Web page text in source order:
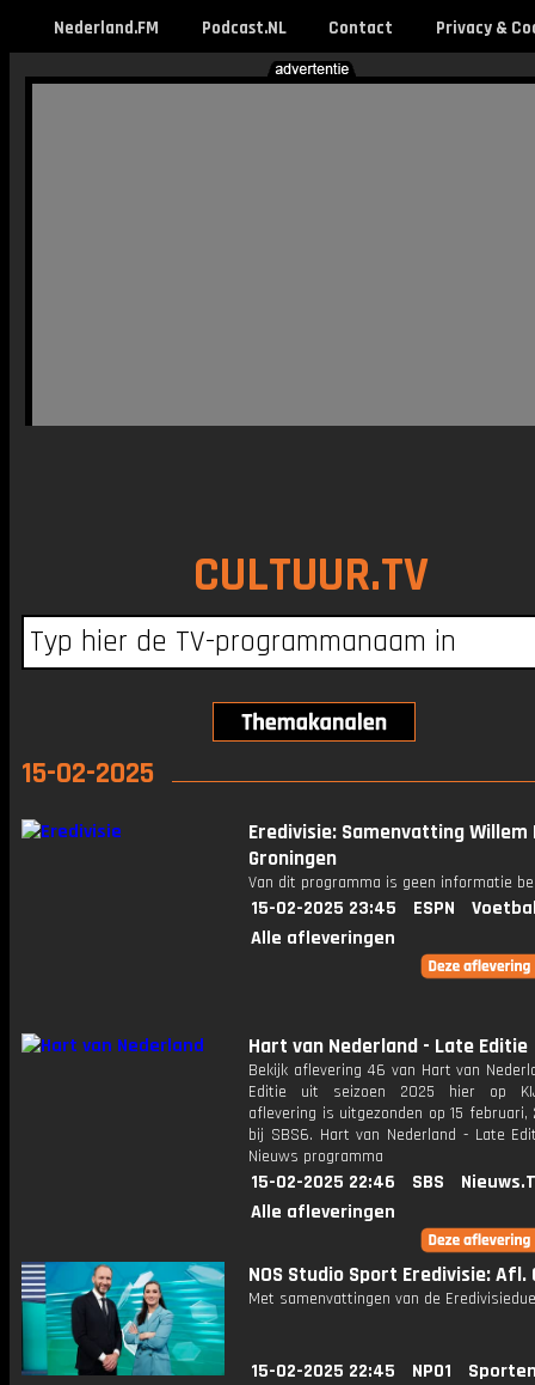
Nederland.FM Podcast.NL Contact Privacy &
CULTUUR.TV
15-02-2025
Eredivisie: Samenvatting Willem
Groningen
Van dit programma is geen informatie
15-02-2025 23:45 ESPN
Alle afleveringen
Hart van Nederland - Late Editie
Bekijk aflevering 46 van Hart van
Editie uit seizoen 2025 hier op
aflevering is uitgezonden op 15 februari,
bij SBS6. Hart van Nederland - Late
Nieuws programma
15-02-2025 22:46 SBS
Alle afleveringen
NOS Studio Sport Eredivisie: Afl.
Met samenvattingen van de
15-02-2025 22:45 NPO1